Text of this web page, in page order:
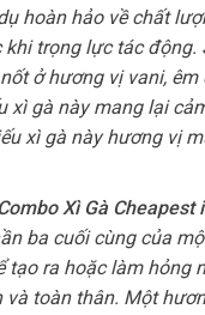
hoàn hảo về chất
trọng lực tác
ở hương vị vani,
xì gà này mang lại
xì gà này hương vị
Xì Gà Cheapest
ba cuối cùng của
tạo ra hoặc làm hỏng
toàn thân. Một